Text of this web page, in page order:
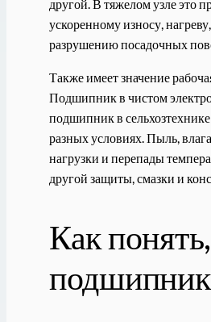
другой. В тяжелом узле это
ускоренному износу,
разрушению посадочных
Также имеет значение
Подшипник в чистом
подшипник в сельхозтехнике
разных условиях. Пыль,
нагрузки и перепады
другой защиты, смазки и
Как